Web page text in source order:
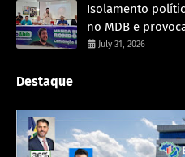
Isolamento
no MDB e
July 31, 2026
Destaque